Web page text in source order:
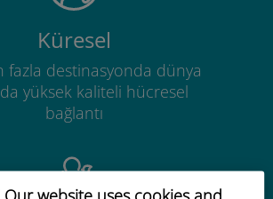
Küresel
fazla destinasyonda dünya
yüksek kaliteli hücresel
bağlantı